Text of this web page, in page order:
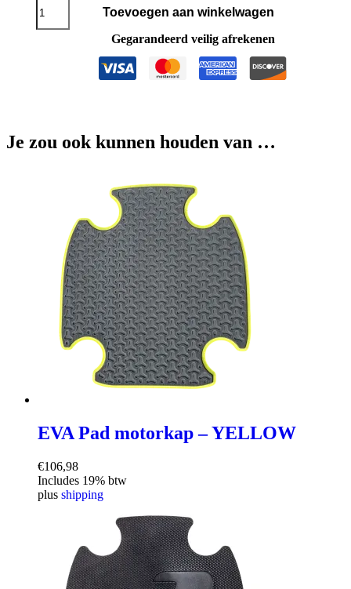
motorkap
Toevoegen aan winkelwagen
Gegarandeerd veilig afrekenen
Je zou ook kunnen houden van …
EVA Pad motorkap – YELLOW
€106,98
Includes 19% btw
plus shipping